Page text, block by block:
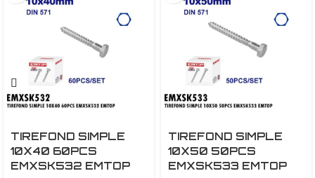
TIREFOND SIMPLE
10X40 60PCS
EMXSK532 EMTOP
TIREFOND SIMPLE
10X50 50PCS
EMXSK533 EMTOP